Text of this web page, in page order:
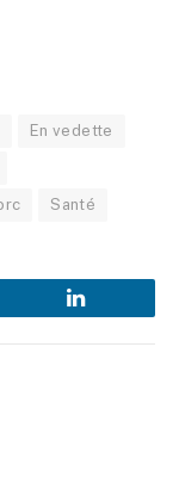
En vedette
Santé
LinkedIn